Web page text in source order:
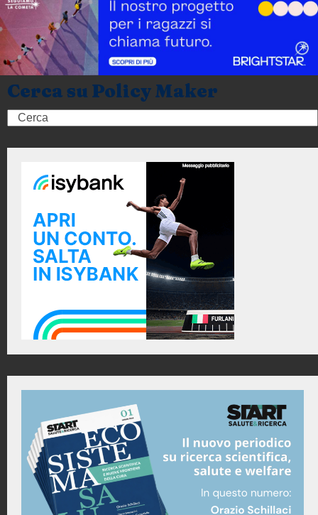
Cerca su Policy Maker
Search